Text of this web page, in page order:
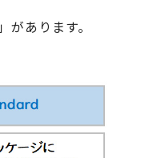
」があります。